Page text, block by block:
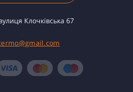
Клочківська 67